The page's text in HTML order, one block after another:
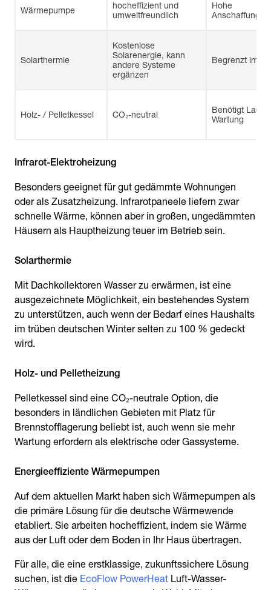
Wärmepumpe
hocheffizient und
umweltfreundlich
Hohe
Solarthermie
Kostenlose
Solarenergie, kann
andere Systeme
ergänzen
Begrenzt im
Holz- / Pelletkessel CO₂-neutral
Benötigt
Wartung
Infrarot-Elektroheizung
Besonders geeignet für gut gedämmte Wohnungen
oder als Zusatzheizung. Infrarotpaneele liefern zwar
schnelle Wärme, können aber in großen, ungedämmten
Häusern als Hauptheizung teuer im Betrieb sein.
Solarthermie
Mit Dachkollektoren Wasser zu erwärmen, ist eine
ausgezeichnete Möglichkeit, ein bestehendes System
zu unterstützen, auch wenn der Bedarf eines Haushalts
im trüben deutschen Winter selten zu 100 % gedeckt
wird.
Holz- und Pelletheizung
Pelletkessel sind eine CO₂-neutrale Option, die
besonders in ländlichen Gebieten mit Platz für
Brennstofflagerung beliebt ist, auch wenn sie mehr
Wartung erfordern als elektrische oder Gassysteme.
Energieeffiziente Wärmepumpen
Auf dem aktuellen Markt haben sich Wärmepumpen als
die primäre Lösung für die deutsche Wärmewende
etabliert. Sie arbeiten hocheffizient, indem sie Wärme
aus der Luft oder dem Boden in Ihr Haus übertragen.
Für alle, die eine erstklassige, zukunftssichere Lösung
suchen, ist die EcoFlow PowerHeat Luft-Wasser-